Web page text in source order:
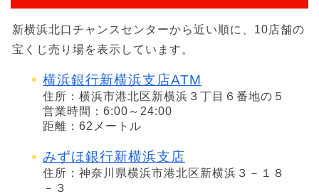
新横浜北口チャンスセンターから近い順に、10店舗の
宝くじ売り場を表示しています。
横浜銀行新横浜支店ATM
住所：横浜市港北区新横浜３丁目６番地の５
営業時間：6:00～24:00
距離：62メートル
みずほ銀行新横浜支店
住所：神奈川県横浜市港北区新横浜３－１８
－３